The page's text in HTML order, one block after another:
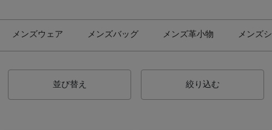
メンズウェア メンズバッグ メンズ革小物 メンズ
並び替え 絞り込む